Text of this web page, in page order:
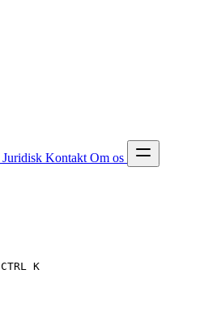
Juridisk Kontakt Om os
CTRL K